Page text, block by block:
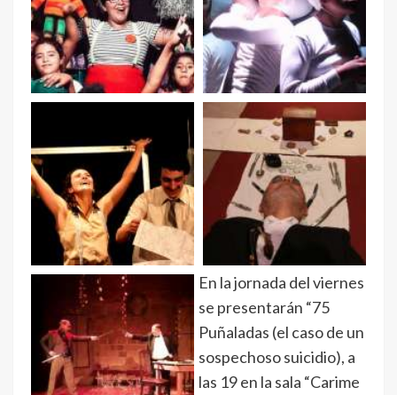
En la jornada del viernes
se presentarán “75
Puñaladas (el caso de un
sospechoso suicidio), a
las 19 en la sala “Carime